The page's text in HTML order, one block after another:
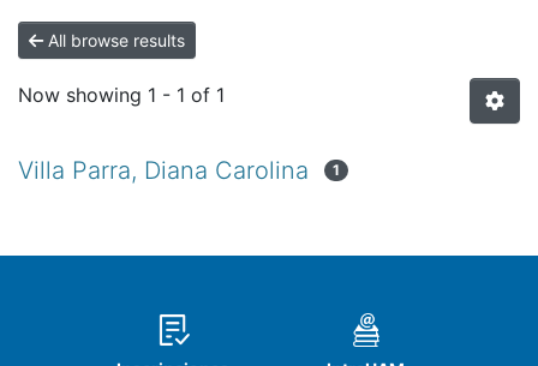
All browse results
Now showing 1 - 1 of 1
Villa Parra, Diana Carolina 1